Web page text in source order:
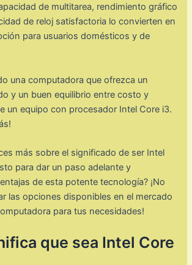
de multitarea, rendimiento gráfico
de reloj satisfactoria lo convierten en
para usuarios domésticos y de
una computadora que ofrezca un
y un buen equilibrio entre costo y
un equipo con procesador Intel Core i3.
más sobre el significado de ser Intel
para dar un paso adelante y
de esta potente tecnología? ¡No
las opciones disponibles en el mercado
para tus necesidades!
que sea Intel Core